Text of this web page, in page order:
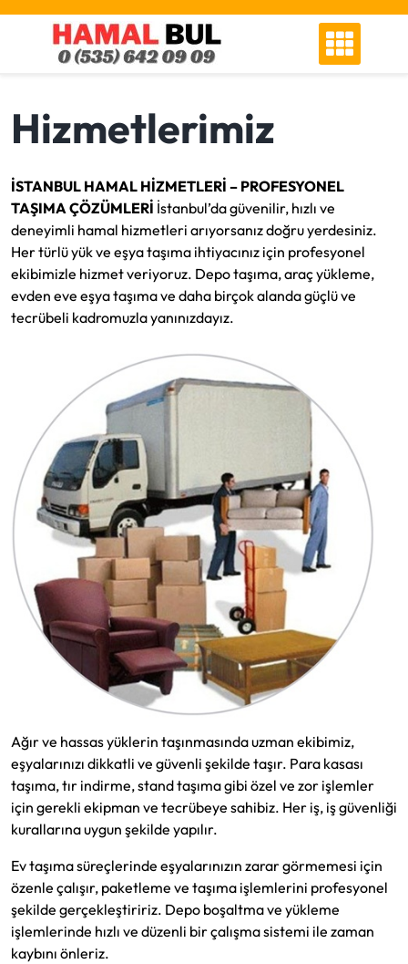
Skip
Hizmetlerimiz
İSTANBUL HAMAL HİZMETLERİ – PROFESYONEL
TAŞIMA ÇÖZÜMLERİ İstanbul’da güvenilir, hızlı ve
deneyimli hamal hizmetleri arıyorsanız doğru yerdesiniz.
Her türlü yük ve eşya taşıma ihtiyacınız için profesyonel
ekibimizle hizmet veriyoruz. Depo taşıma, araç yükleme,
evden eve eşya taşıma ve daha birçok alanda güçlü ve
tecrübeli kadromuzla yanınızdayız.
Ağır ve hassas yüklerin taşınmasında uzman ekibimiz,
eşyalarınızı dikkatli ve güvenli şekilde taşır. Para kasası
taşıma, tır indirme, stand taşıma gibi özel ve zor işlemler
için gerekli ekipman ve tecrübeye sahibiz. Her iş, iş güvenliği
kurallarına uygun şekilde yapılır.
Ev taşıma süreçlerinde eşyalarınızın zarar görmemesi için
özenle çalışır, paketleme ve taşıma işlemlerini profesyonel
şekilde gerçekleştiririz. Depo boşaltma ve yükleme
işlemlerinde hızlı ve düzenli bir çalışma sistemi ile zaman
kaybını önleriz.